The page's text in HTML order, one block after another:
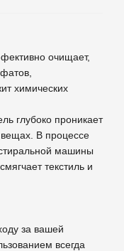
очищает,
химических
глубоко проникает
вещах. В процессе
машины
текстиль и
за вашей
всегда